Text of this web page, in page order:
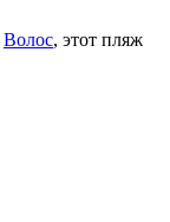
Волос, этот пляж